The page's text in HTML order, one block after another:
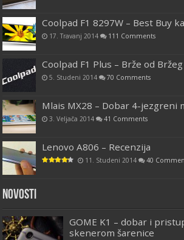
Coolpad F1 8297W – Best Buy
17. Travanj 2014 111 Comments
Coolpad F1 Plus – Brže od Bržeg
5. Studeni 2014 70 Comments
Mlais MX28 – Dobar 4-jezgreni
3. Veljača 2014 41 Comments
Lenovo A806 – Recenzija
11. Studeni 2014 40
Novosti
GOME K1 – dobar i
skenerom šarenice